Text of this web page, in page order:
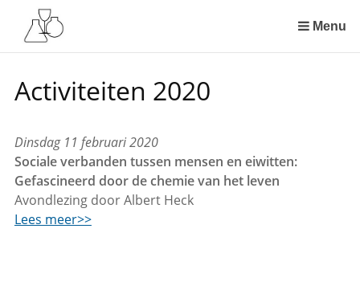
over
naar
de
Spring
naar
het
menu
Menu
Activiteiten 2020
Dinsdag 11 februari 2020
Sociale verbanden tussen mensen en eiwitten:
Gefascineerd door de chemie van het leven
Avondlezing door Albert Heck
Lees meer>>